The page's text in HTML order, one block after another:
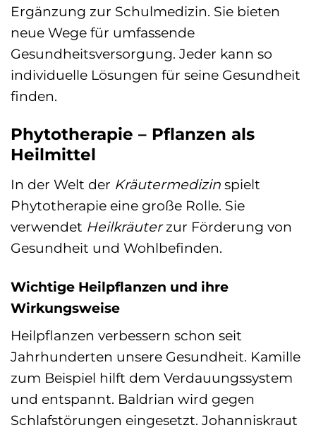
Ergänzung zur Schulmedizin. Sie bieten
neue Wege für umfassende
Gesundheitsversorgung. Jeder kann so
individuelle Lösungen für seine Gesundheit
finden.
Phytotherapie – Pflanzen als
Heilmittel
In der Welt der Kräutermedizin spielt
Phytotherapie eine große Rolle. Sie
verwendet Heilkräuterzur Förderung von
Gesundheit und Wohlbefinden.
Wichtige Heilpflanzen und ihre
Wirkungsweise
Heilpflanzen verbessern schon seit
Jahrhunderten unsere Gesundheit. Kamille
zum Beispiel hilft dem Verdauungssystem
und entspannt. Baldrian wird gegen
Schlafstörungen eingesetzt. Johanniskraut